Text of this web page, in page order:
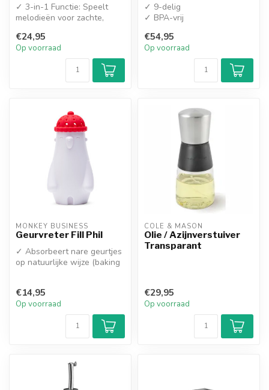
✓ 3-in-1 Functie: Speelt
melodieën voor zachte,
eieren
✓...
€24,95
Op voorraad
✓ 9-delig
✓ BPA-vrij
€54,95
Op voorraad
MONKEY BUSINESS
Geurvreter Fill Phil
✓ Absorbeert nare geurtjes
op natuurlijke wijze (baking
€14,95
Op voorraad
COLE & MASON
Olie / Azijnverstuiver
Transparant
€29,95
Op voorraad